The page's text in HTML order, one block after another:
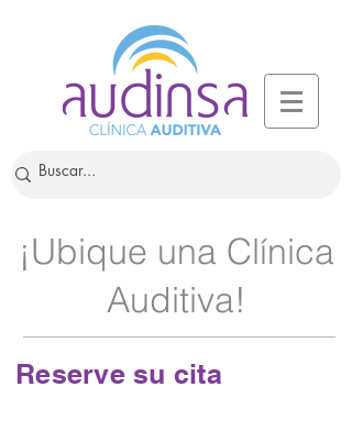
¡Ubique una Clínica
Auditiva!
Reserve su cita